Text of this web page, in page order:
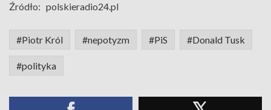
Źródło: polskieradio24.pl
#Piotr Król #nepotyzm #PiS #Donald Tusk
#polityka